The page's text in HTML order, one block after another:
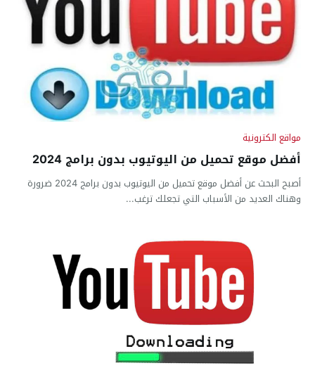
مواقع الكترونية
أفضل موقع تحميل من اليوتيوب بدون برامج 2024
أصبح البحث عن أفضل موقع تحميل من اليوتيوب بدون برامج 2024 ضرورة
وهناك العديد من الأسباب التي تجعلك ترغب...